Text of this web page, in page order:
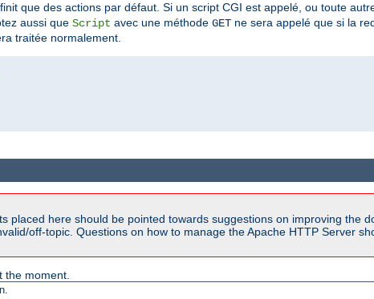
que des actions par défaut. Si un script CGI est appelé, ou toute
aussi que Script avec une méthode GET ne sera appelé que si la
traitée normalement.
placed here should be pointed towards suggestions on improving
off-topic. Questions on how to manage the Apache HTTP Server
the moment.